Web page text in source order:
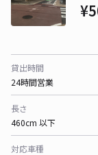
貸出時間
24時間営業
長さ
460cm 以下
対応車種